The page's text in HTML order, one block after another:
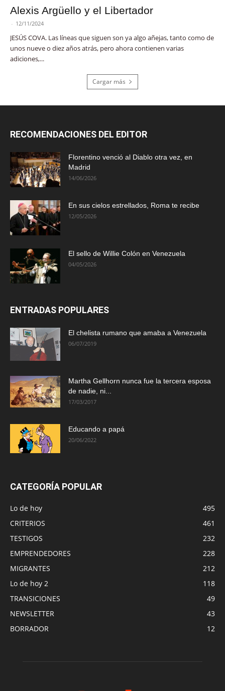
Alexis Argüello y el Libertador
- 12/11/2024
JESÚS COVA. Las líneas que siguen son ya algo añejas, tanto como de
unos nueve o diez años atrás, pero ahora contienen varias
adiciones,...
Cargar más
RECOMENDACIONES DEL EDITOR
Florentino venció al Diablo otra vez, en
Madrid
14/06/2026
En sus cielos estrellados, Roma te recibe
12/05/2026
El sello de Willie Colón en Venezuela
04/05/2026
ENTRADAS POPULARES
El chelista rumano que amaba a Venezuela
06/07/2019
Martha Gellhorn nunca fue la tercera esposa
de nadie, ni...
17/03/2017
Educando a papá
20/06/2022
CATEGORÍA POPULAR
Lo de hoy
495
CRITERIOS
461
TESTIGOS
232
EMPRENDEDORES
228
MIGRANTES
212
Lo de hoy 2
118
TRANSICIONES
49
NEWSLETTER
43
BORRADOR
12